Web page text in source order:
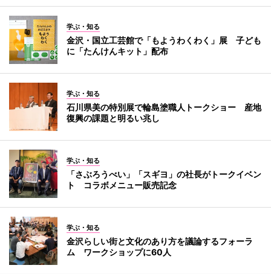
学ぶ・知る
金沢・国立工芸館で「もようわくわく」展 子ども
に「たんけんキット」配布
学ぶ・知る
石川県美の特別展で輪島塗職人トークショー 産地
復興の課題と明るい兆し
学ぶ・知る
「さぶろうべい」「スギヨ」の社長がトークイベン
ト コラボメニュー販売記念
学ぶ・知る
金沢らしい街と文化のあり方を議論するフォーラ
ム ワークショップに60人